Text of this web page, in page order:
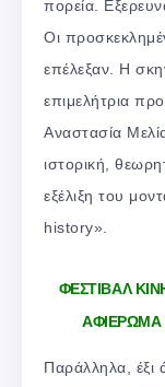
πορεία.
Οι
επέλεξαν. Η
επιμελήτρια
Αναστασία
ιστορική,
εξέλιξη του
history».
ΦΕΣΤΙΒΑΛ
ΑΦΙΕΡΩΜΑ
Παράλληλα, έξι